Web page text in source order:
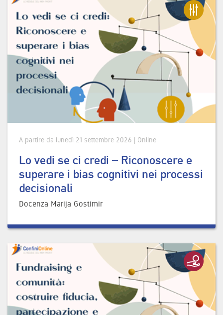
A partire da lunedì 21 settembre 2026 | Online
Lo vedi se ci credi – Riconoscere e
superare i bias cognitivi nei processi
decisionali
Docenza Marija Gostimir